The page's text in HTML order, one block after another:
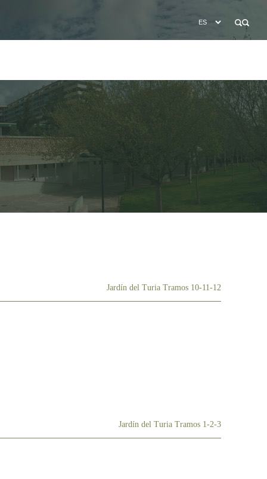
Jardín del Turia Tramos 10-11-12
Jardín del Turia Tramos 1-2-3